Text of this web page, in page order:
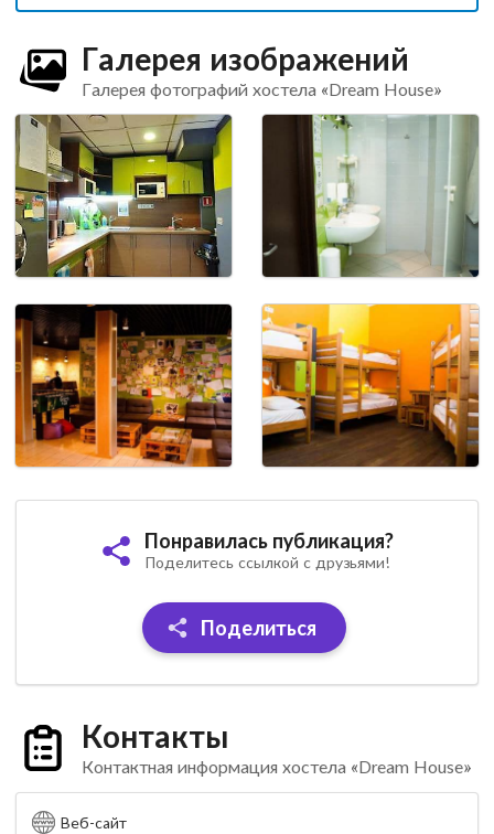
Галерея изображений
Галерея фотографий хостела «Dream House»
Понравилась публикация?
Поделитесь ссылкой с друзьями!
Поделиться
Контакты
Контактная информация хостела «Dream House»
Веб-сайт